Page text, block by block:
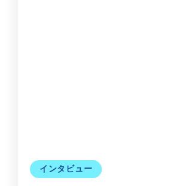
インタビュー